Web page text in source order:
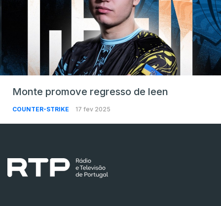
Monte promove regresso de leen
COUNTER-STRIKE 17 fev 2025